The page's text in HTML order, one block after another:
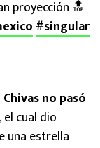
proyección 🔝
#singular
no pasó
, el cual dio
una estrella